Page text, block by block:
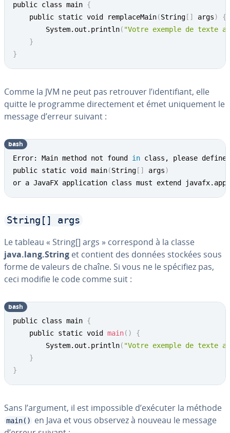
public class main {
	public static void remplaceMain
(String [ ] args)
{
		System.out.println
( "Votre exemple de texte
}
}
Comme la JVM ne peut pas retrouver l’iden­ti­fiant, elle
quitte le programme di­rec­te­ment et émet uni­que­ment le
message d’erreur suivant :
Error: Main method not found in class, please define
public static void main(String [ ] args)
or a JavaFX application class must extend
bash
String[] args
Le tableau « String[] args » cor­res­pond à la classe
java.lang.String et contient des données stockées sous
forme de valeurs de chaîne. Si vous ne le spécifiez pas,
ceci modifie le code comme suit :
public class main {
	public static void
main( )
{
		System.out.println
( "Votre exemple de texte
}
}
bash
Sans l’argument, il est im­pos­sible d’exécuter la méthode
main()
en Java et vous observez à nouveau le message